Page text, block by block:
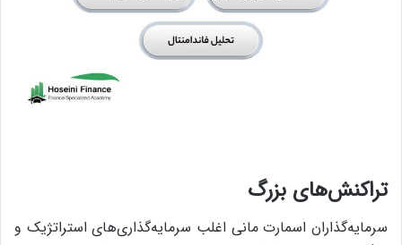
تراکنش‌های بزرگ
سرمایه‌گذاران اسمارت مانی اغلب سرمایه‌گذاری‌های استراتژیک و